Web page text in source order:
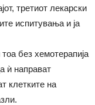
третиот лекарски
испитувања и ја
без хемотерапија
ѝ направат
клетките на